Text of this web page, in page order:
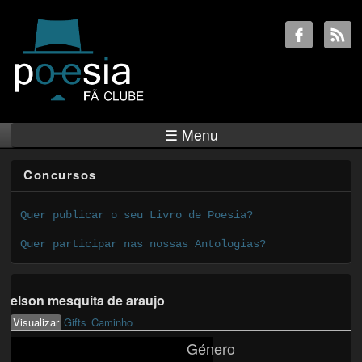
☰ Menu
Concursos
Quer publicar o seu Livro de Poesia?
Quer participar nas nossas Antologias?
elson mesquita de araujo
Primary tabs
Visualizar(active tab)
Gifts Caminho
Género